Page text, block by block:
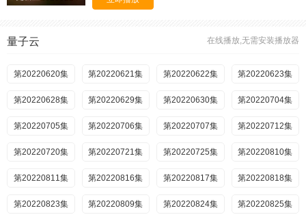
在线播放,无需安装播放器
量子云
第20220620集 第20220621集 第20220622集 第20220623集
第20220628集 第20220629集 第20220630集 第20220704集
第20220705集 第20220706集 第20220707集 第20220712集
第20220720集 第20220721集 第20220725集 第20220810集
第20220811集 第20220816集 第20220817集 第20220818集
第20220823集 第20220809集 第20220824集 第20220825集